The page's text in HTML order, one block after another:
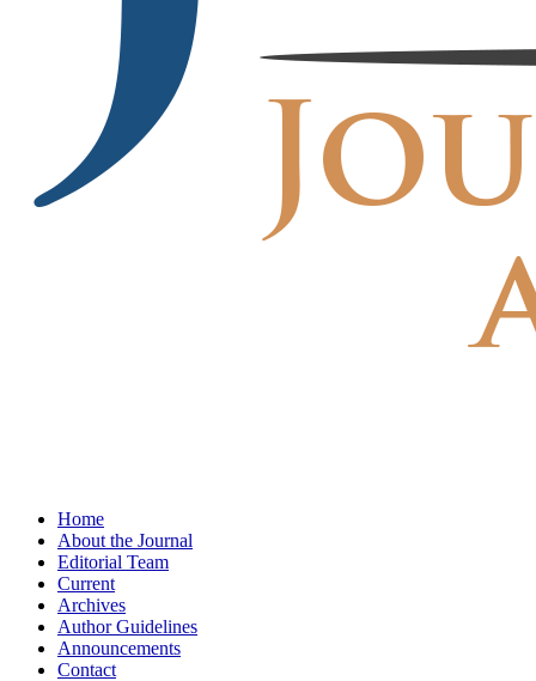
Home
About the Journal
Editorial Team
Current
Archives
Author Guidelines
Announcements
Contact